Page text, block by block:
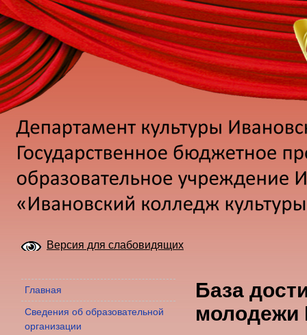
Версия для слабовидящих
Главная
Сведения об образовательной
организации
База
молодежи